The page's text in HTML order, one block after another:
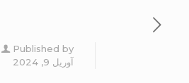
Published by
آوریل 9, 2024